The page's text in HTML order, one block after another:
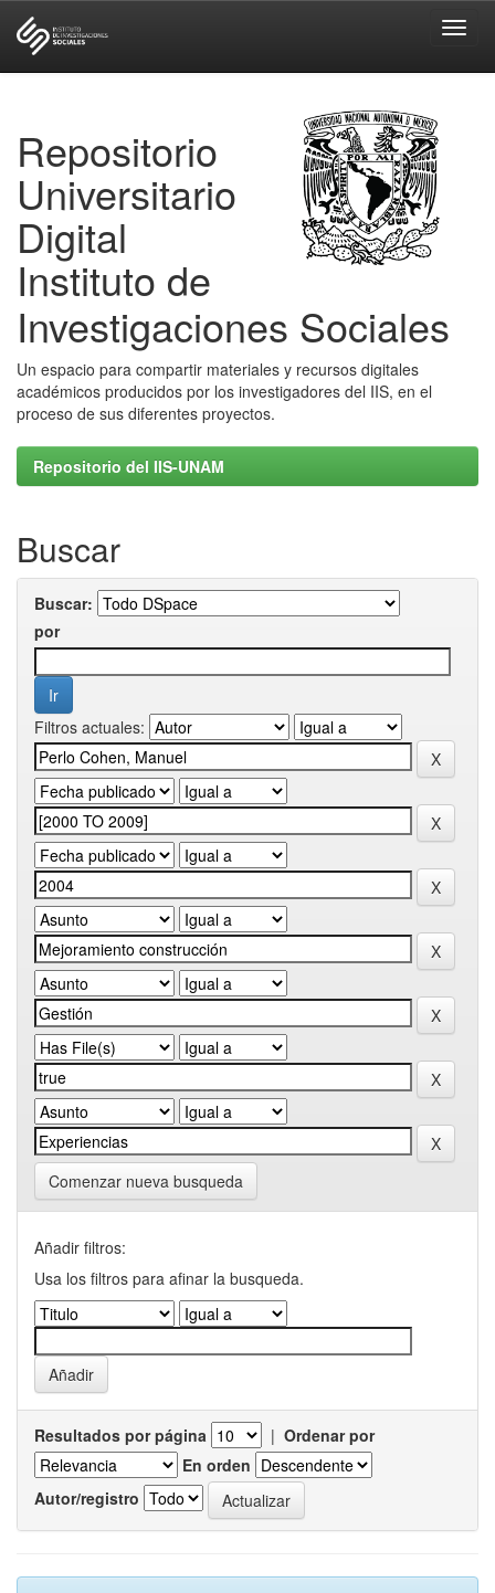
Repositorio
Universitario
Digital
Instituto de
Investigaciones Sociales
Un espacio para compartir materiales y recursos digitales
académicos producidos por los investigadores del IIS, en el
proceso de sus diferentes proyectos.
Repositorio del IIS-UNAM
Buscar
Buscar:
por
Filtros actuales:
Comenzar nueva busqueda
Añadir filtros:
Usa los filtros para afinar la busqueda.
Resultados por página | Ordenar por
En orden
Autor/registro